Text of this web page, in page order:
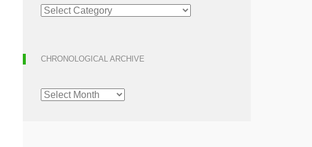
ARTICLE
ARCHIVE
CHRONOLOGICAL ARCHIVE
CHRONOLOGICAL
ARCHIVE